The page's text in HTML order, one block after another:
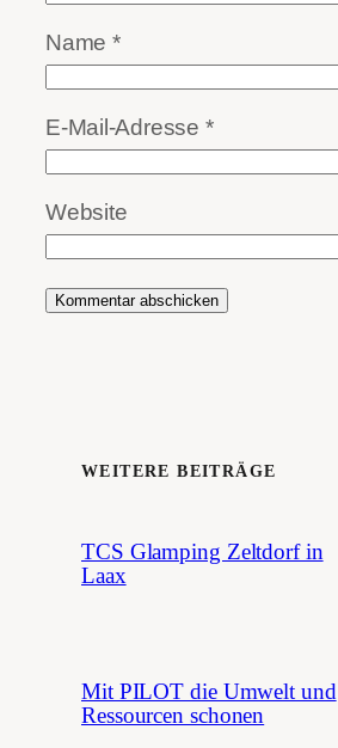
Name *
E-Mail-Adresse *
Website
WEITERE BEITRÄGE
TCS Glamping Zeltdorf in
Laax
Mit PILOT die Umwelt und
Ressourcen schonen